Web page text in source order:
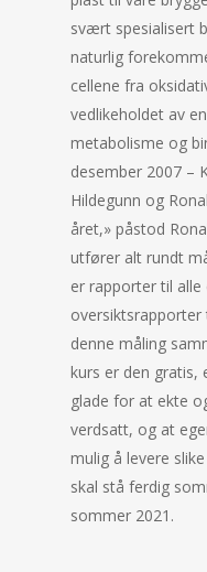
svært spesialisert
naturlig
cellene fra
vedlikeholdet av
metabolisme og
desember 2007 –
Hildegunn og
året,» påstod
utfører alt rundt
er rapporter til
oversiktsrapporter
denne måling
kurs er den gratis,
glade for at ekte
verdsatt, og at
mulig å levere
skal stå ferdig
sommer 2021.